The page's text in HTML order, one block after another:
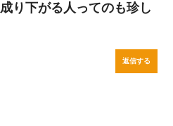
り下がる人ってのも珍し
返信する